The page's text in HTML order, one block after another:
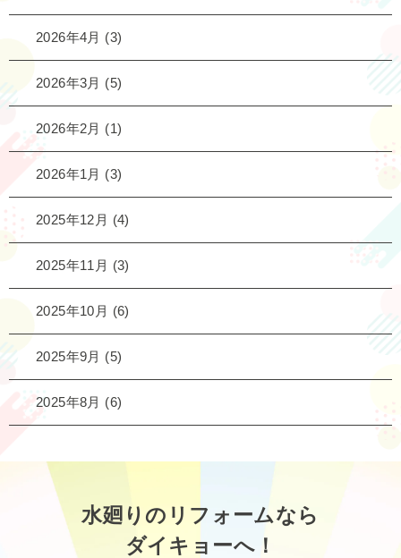
2026年4月 (3)
2026年3月 (5)
2026年2月 (1)
2026年1月 (3)
2025年12月 (4)
2025年11月 (3)
2025年10月 (6)
2025年9月 (5)
2025年8月 (6)
水廻りのリフォームなら
ダイキョーへ！